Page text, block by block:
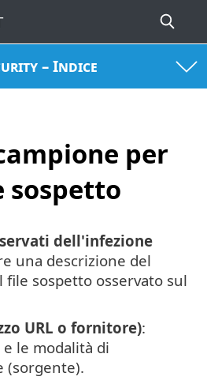
– Indice
per
sospetto
dell'infezione
una descrizione del
sospetto osservato sul
URL o fornitore):
le modalità di
(sorgente).